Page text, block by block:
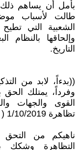
بأمل أن يساهم
طالت لأسباب
الشعبية التي تطيح
وإلحاقها
التاريخ.
((بدءاً، لابد من
وفرداً، يمتلك الحق
القوى والجهات
تظاهرة 1/10/2019 ( ومنهم اليسار العراقي ) .
ناهيكم من التحق
التظاهرة وشكك